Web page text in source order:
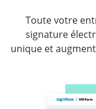
Toute votre
signature
unique et